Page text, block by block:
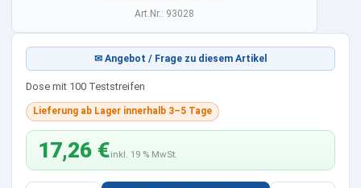
Art.Nr.: 93028
✉ Angebot / Frage zu diesem Artikel
Dose mit 100 Teststreifen
Lieferung ab Lager innerhalb 3–5 Tage
17,26 €inkl. 19 % MwSt.